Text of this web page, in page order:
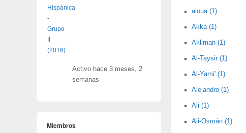
aioua (1)
Akka (1)
Akliman (1)
Al-Taysir (1)
Al-Yami' (1)
Alejandro (1)
Ali (1)
Ali-Osmán (1)
Activo hace 3 meses, 2
semanas
Miembros